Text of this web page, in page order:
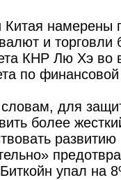
Китая намерены
и
КНР Лю Хэ во
по
словам, для
более
упал на